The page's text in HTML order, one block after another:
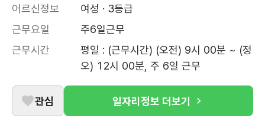
어르신정보
여성 · 3등급
근무요일
주6일근무
근무시간
평일 : (근무시간) (오전) 9시 00분 ~ (정
오) 12시 00분, 주 6일 근무
관심 일자리정보 더보기